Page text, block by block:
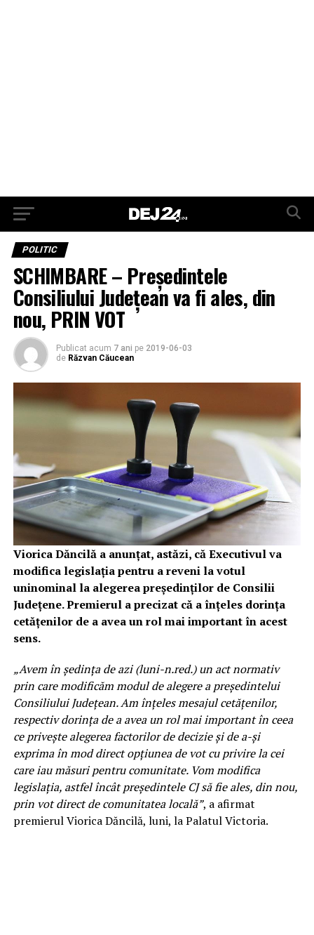
POLITIC
SCHIMBARE – Preşedintele
Consiliului Judeţean va fi ales, din
nou, PRIN VOT
Publicat acum 7 ani pe 2019-06-03
de Răzvan Căucean
Viorica Dăncilă a anunţat, astăzi, că Executivul va
modifica legislaţia pentru a reveni la votul
uninominal la alegerea preşedinţilor de Consilii
Judeţene. Premierul a precizat că a înţeles dorinţa
cetăţenilor de a avea un rol mai important în acest
sens.
„Avem în şedinţa de azi (luni-n.red.) un act normativ
prin care modificăm modul de alegere a preşedintelui
Consiliului Judeţean. Am înţeles mesajul cetăţenilor,
respectiv dorinţa de a avea un rol mai important în ceea
ce priveşte alegerea factorilor de decizie şi de a-şi
exprima în mod direct opţiunea de vot cu privire la cei
care iau măsuri pentru comunitate. Vom modifica
legislaţia, astfel încât preşedintele CJ să fie ales, din nou,
prin vot direct de comunitatea locală”, a afirmat
premierul Viorica Dăncilă, luni, la Palatul Victoria.